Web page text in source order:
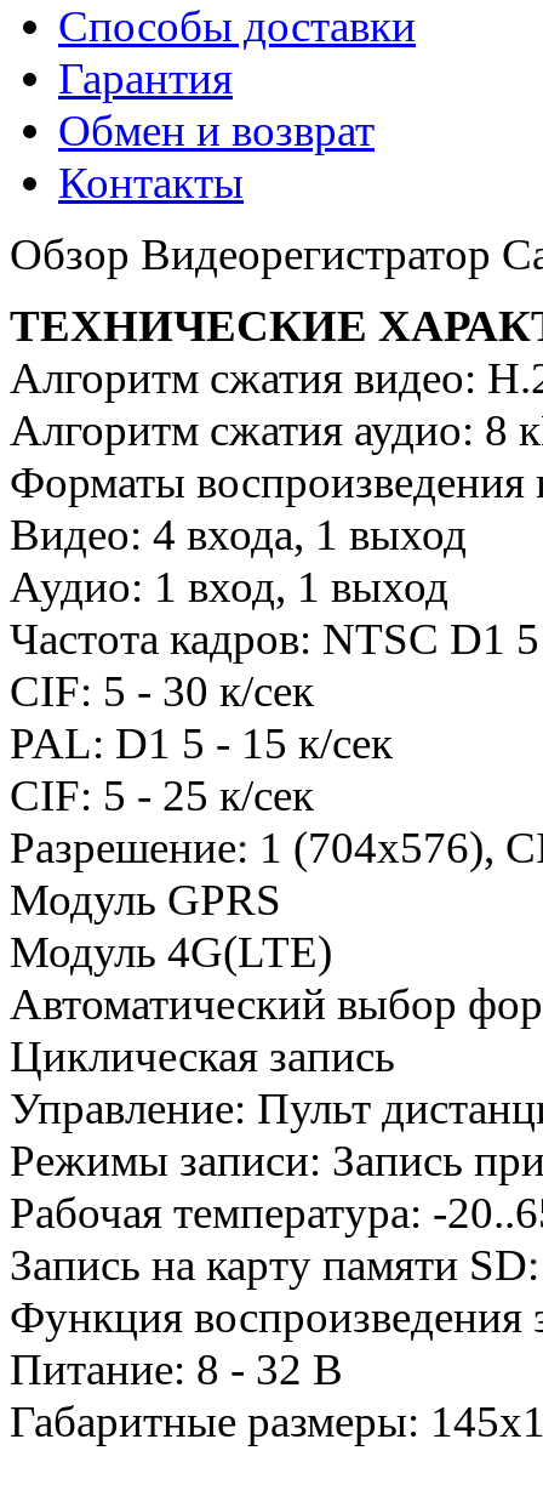
Способы доставки
Гарантия
Обмен и возврат
Контакты
Обзор Видеорегистратор
ТЕХНИЧЕСКИЕ
Алгоритм сжатия видео:
Алгоритм сжатия аудио: 8
Форматы воспроизведения
Видео: 4 входа, 1 выход
Аудио: 1 вход, 1 выход
Частота кадров: NTSC D1
CIF: 5 - 30 к/сек
PAL: D1 5 - 15 к/сек
CIF: 5 - 25 к/сек
Разрешение: 1 (704x576),
Модуль GPRS
Модуль 4G(LTE)
Автоматический выбор
Циклическая запись
Управление: Пульт
Режимы записи: Запись
Рабочая температура: -
Запись на карту памяти
Функция воспроизведения
Питание: 8 - 32 В
Габаритные размеры: